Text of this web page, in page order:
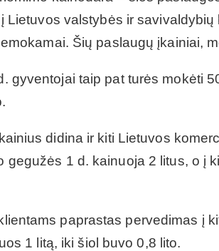
Lietuvos valstybės ir
Šių paslaugų įkainiai,
gyventojai taip pat turės mokėti
didina ir kiti Lietuvos
gegužės 1 d. kainuoja 2 litus, o į
paprastas pervedimas į
1 litą, iki šiol buvo 0,8 lito.